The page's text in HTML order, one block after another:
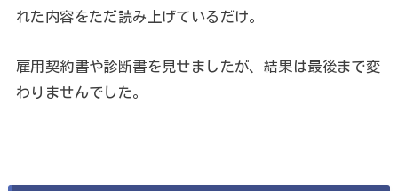
れた内容をただ読み上げているだけ。
雇用契約書や診断書を見せましたが、結果は最後まで変
わりませんでした。